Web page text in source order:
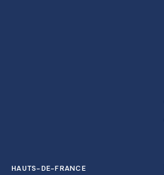
HAUTS-DE-FRANCE